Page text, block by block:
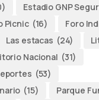
Estadio GNP
Picnic (16) Foro
Las estacas (24)
Nacional (31)
(53)
(15) Parque